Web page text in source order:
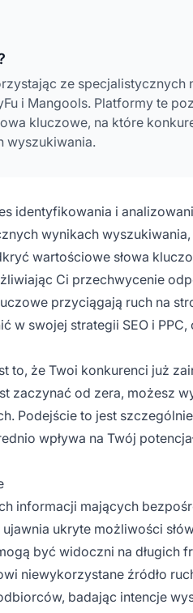
ze specjalistycznych
i Mangools. Platformy te
kluczowe, na które
wyszukiwania.
identyfikowania i
wynikach
wartościowe słowa
Ci przechwycenie
przyciągają ruch na
swojej strategii SEO i
to, że Twoi konkurenci już
zaczynać od zera, możesz
Podejście to jest
wpływa na Twój
informacji mających
ukryte możliwości
być widoczni na długich
niewykorzystane źródło
badając intencje